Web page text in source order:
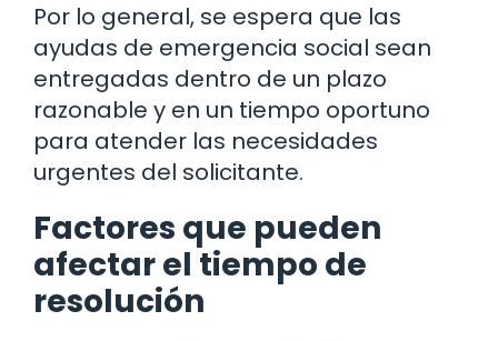
Por lo general, se espera que las
ayudas de emergencia social sean
entregadas dentro de un plazo
razonable y en un tiempo oportuno
para atender las necesidades
urgentes del solicitante.
Factores que pueden
afectar el tiempo de
resolución